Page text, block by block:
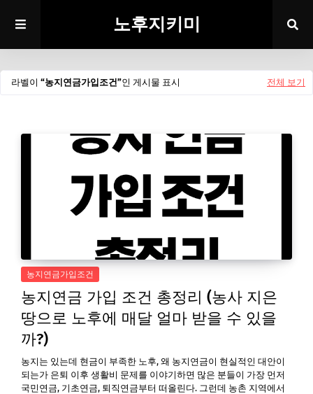
노후지키미
라벨이 농지연금가입조건 인 게시물 표시 전체 보기
농지연금가입조건
농지연금 가입 조건 총정리 (농사 지은
땅으로 노후에 매달 얼마 받을 수 있을
까?)
농지는 있는데 현금이 부족한 노후, 왜 농지연금이 현실적인 대안이
되는가 은퇴 이후 생활비 문제를 이야기하면 많은 분들이 가장 먼저
국민연금, 기초연금, 퇴직연금부터 떠올린다. 그런데 농촌 지역에서